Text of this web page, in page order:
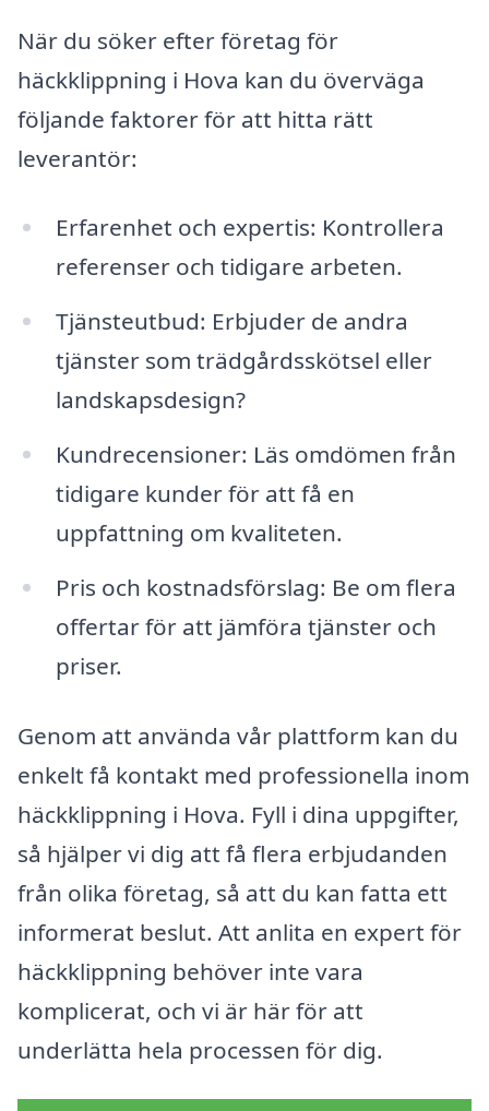
När du söker efter företag för
häckklippning i Hova kan du överväga
följande faktorer för att hitta rätt
leverantör:
Erfarenhet och expertis: Kontrollera
referenser och tidigare arbeten.
Tjänsteutbud: Erbjuder de andra
tjänster som trädgårdsskötsel eller
landskapsdesign?
Kundrecensioner: Läs omdömen från
tidigare kunder för att få en
uppfattning om kvaliteten.
Pris och kostnadsförslag: Be om flera
offertar för att jämföra tjänster och
priser.
Genom att använda vår plattform kan du
enkelt få kontakt med professionella inom
häckklippning i Hova. Fyll i dina uppgifter,
så hjälper vi dig att få flera erbjudanden
från olika företag, så att du kan fatta ett
informerat beslut. Att anlita en expert för
häckklippning behöver inte vara
komplicerat, och vi är här för att
underlätta hela processen för dig.